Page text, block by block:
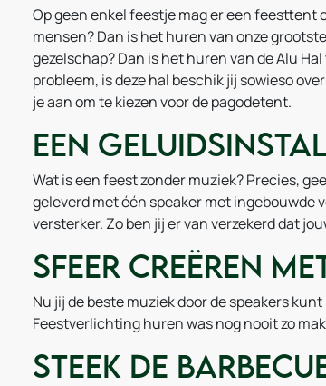
Op geen enkel feestje mag er een feesttent
mensen? Dan is het huren van onze
gezelschap? Dan is het huren van de Alu
probleem, is deze hal beschik jij sowieso
je aan om te kiezen voor de pagodetent.
Een
Wat is een feest zonder muziek? Precies,
geleverd met één speaker met ingebouwde
versterker. Zo ben jij er van verzekerd dat
Sfeer creëren
Nu jij de beste muziek door de speakers
Feestverlichting huren was nog nooit zo
Steek de